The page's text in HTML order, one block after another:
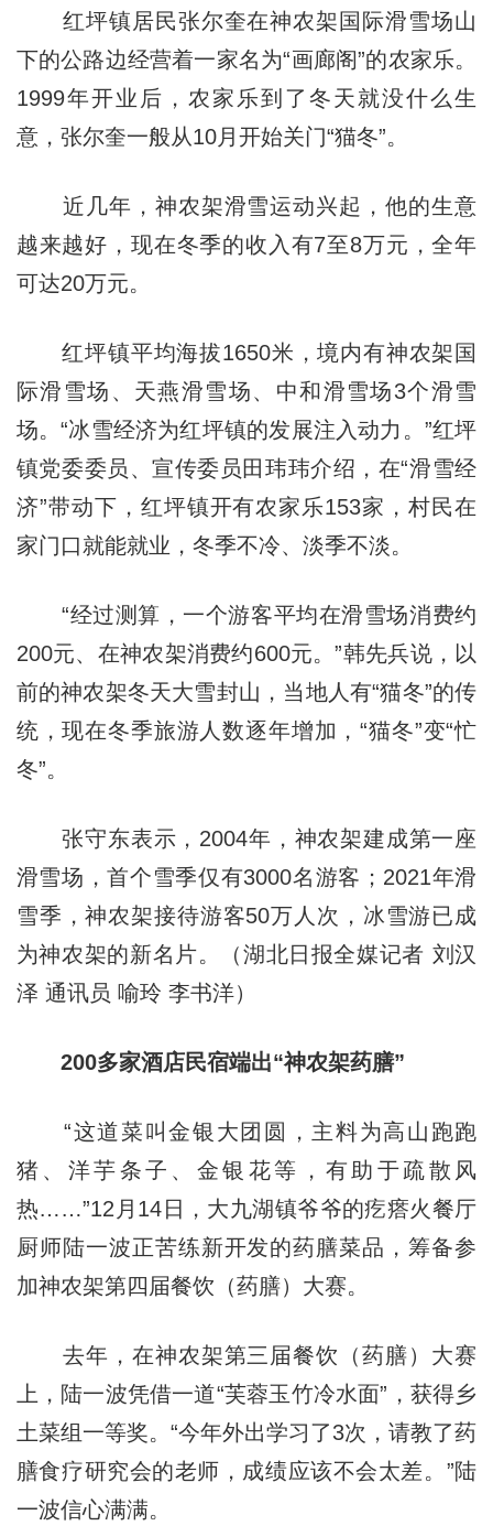
红坪镇居民张尔奎在神农架国际滑雪场山
下的公路边经营着一家名为“画廊阁”的农家乐。
1999年开业后，农家乐到了冬天就没什么生
意，张尔奎一般从10月开始关门“猫冬”。
近几年，神农架滑雪运动兴起，他的生意
越来越好，现在冬季的收入有7至8万元，全年
可达20万元。
红坪镇平均海拔1650米，境内有神农架国
际滑雪场、天燕滑雪场、中和滑雪场3个滑雪
场。“冰雪经济为红坪镇的发展注入动力。”红坪
镇党委委员、宣传委员田玮玮介绍，在“滑雪经
济”带动下，红坪镇开有农家乐153家，村民在
家门口就能就业，冬季不冷、淡季不淡。
“经过测算，一个游客平均在滑雪场消费约
200元、在神农架消费约600元。”韩先兵说，以
前的神农架冬天大雪封山，当地人有“猫冬”的传
统，现在冬季旅游人数逐年增加，“猫冬”变“忙
冬”。
张守东表示，2004年，神农架建成第一座
滑雪场，首个雪季仅有3000名游客；2021年滑
雪季，神农架接待游客50万人次，冰雪游已成
为神农架的新名片。（湖北日报全媒记者 刘汉
泽 通讯员 喻玲 李书洋）
200多家酒店民宿端出“神农架药膳”
“这道菜叫金银大团圆，主料为高山跑跑
猪、洋芋条子、金银花等，有助于疏散风
热……”12月14日，大九湖镇爷爷的疙瘩火餐厅
厨师陆一波正苦练新开发的药膳菜品，筹备参
加神农架第四届餐饮（药膳）大赛。
去年，在神农架第三届餐饮（药膳）大赛
上，陆一波凭借一道“芙蓉玉竹冷水面”，获得乡
土菜组一等奖。“今年外出学习了3次，请教了药
膳食疗研究会的老师，成绩应该不会太差。”陆
一波信心满满。